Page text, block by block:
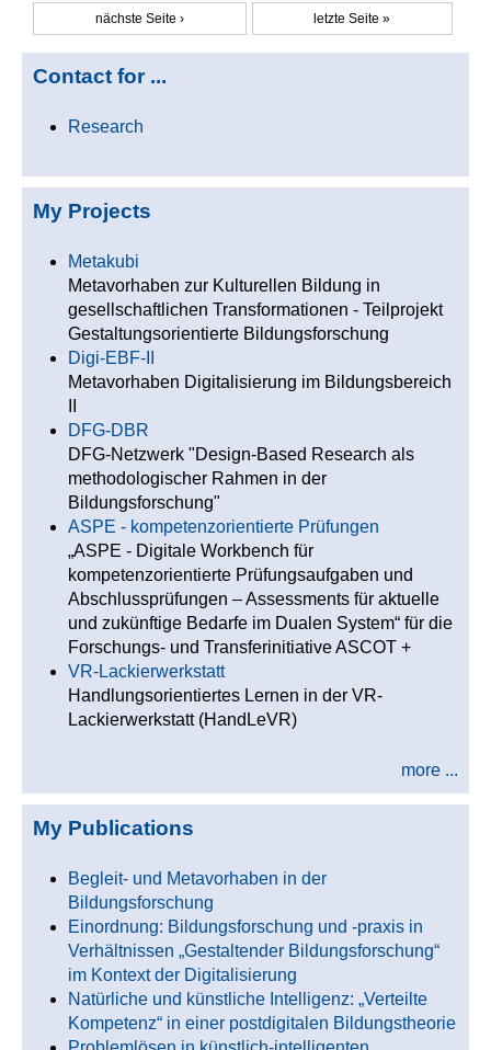
nächste Seite › letzte Seite »
Contact for ...
Research
My Projects
Metakubi
Metavorhaben zur Kulturellen Bildung in
gesellschaftlichen Transformationen - Teilprojekt
Gestaltungsorientierte Bildungsforschung
Digi-EBF-II
Metavorhaben Digitalisierung im Bildungsbereich
DFG-DBR
DFG-Netzwerk "Design-Based Research als
methodologischer Rahmen in der
Bildungsforschung"
ASPE - kompetenzorientierte Prüfungen
„ASPE - Digitale Workbench für
kompetenzorientierte Prüfungsaufgaben und
Abschlussprüfungen – Assessments für aktuelle
und zukünftige Bedarfe im Dualen System“ für die
Forschungs- und Transferinitiative ASCOT +
VR-Lackierwerkstatt
Handlungsorientiertes Lernen in der VR-
Lackierwerkstatt (HandLeVR)
more ...
My Publications
Begleit- und Metavorhaben in der
Bildungsforschung
Einordnung: Bildungsforschung und -praxis in
Verhältnissen „Gestaltender Bildungsforschung“
im Kontext der Digitalisierung
Natürliche und künstliche Intelligenz: „Verteilte
Kompetenz“ in einer postdigitalen Bildungstheorie